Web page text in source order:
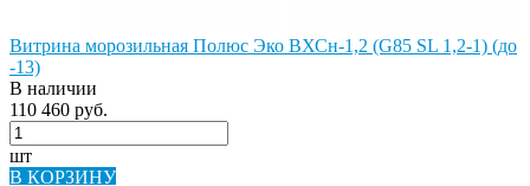
Витрина морозильная Полюс Эко ВХСн-1,2 (G85 SL 1,2-1) (до
-13)
В наличии
110 460 руб.
шт
В КОРЗИНУ